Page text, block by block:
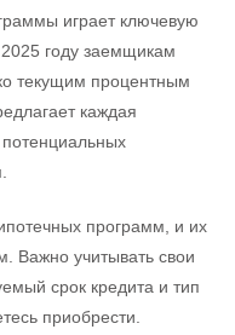
играет ключевую
году заемщикам
текущим процентным
каждая
программ, и их
Важно учитывать свои
срок кредита и тип
приобрести.